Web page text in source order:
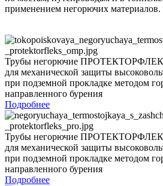
применением негорючих материалов.
Трубы негорючие
для механической защиты
при подземной прокладке методом
направленного бурения
Подробнее
Трубы негорючие
для механической защиты
при подземной прокладке методом
направленного бурения
Подробнее